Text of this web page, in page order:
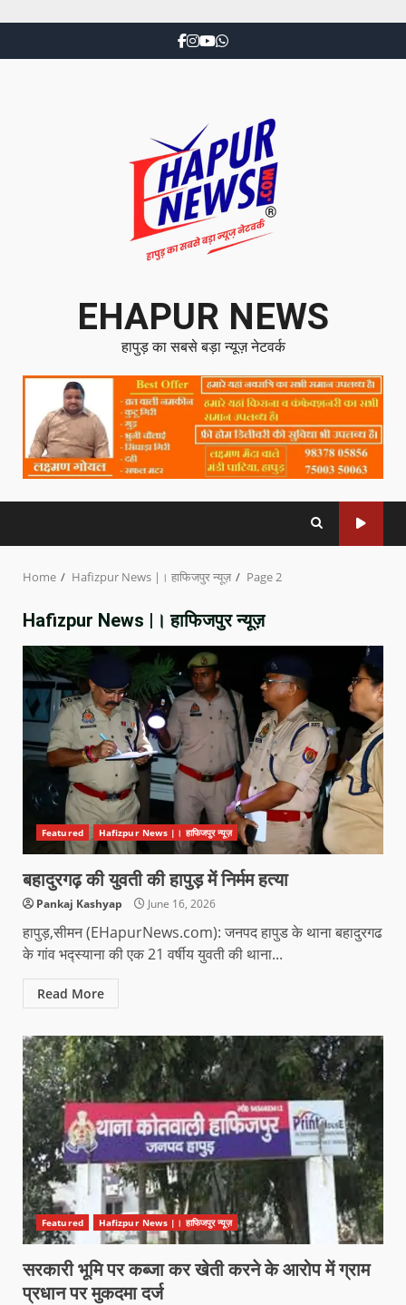
EHAPUR NEWS
हापुड़ का सबसे बड़ा न्यूज़ नेटवर्क
Home Hafizpur News |। हाफिजपुर न्यूज़ Page 2
Hafizpur News |। हाफिजपुर न्यूज़
Featured Hafizpur News |। हाफिजपुर न्यूज़
बहादुरगढ़ की युवती की हापुड़ में निर्मम हत्या
Pankaj Kashyap June 16, 2026
हापुड़,सीमन (EHapurNews.com): जनपद हापुड के थाना बहादुरगढ
के गांव भद्स्याना की एक 21 वर्षीय युवती की थाना...
Read More
Featured Hafizpur News |। हाफिजपुर न्यूज़
सरकारी भूमि पर कब्जा कर खेती करने के आरोप में ग्राम
प्रधान पर मुकदमा दर्ज